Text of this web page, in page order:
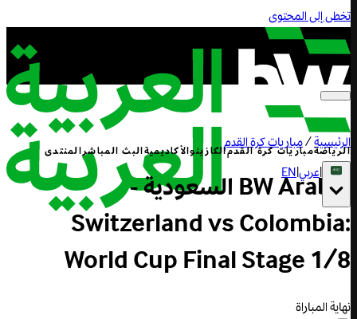
تخطى إلى المحتوى
الرياضةمباريات كرة القدمالكازينوالأكاديميةالبث المباشرالمنتدى
|عربي|
EN
الرئيسية/مباريات كرة القدم
BW Arabia السعودية -
Switzerland vs Colombia:
World Cup Final Stage 1/8
نهاية المباراة